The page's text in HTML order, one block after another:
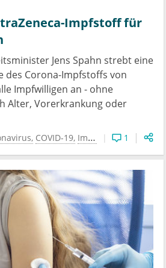
Impfstoff für
Jens Spahn strebt eine
des Corona-Impfstoffs von
Impfwilligen an - ohne
Alter, Vorerkrankung oder
COVID-19 Impfen 1